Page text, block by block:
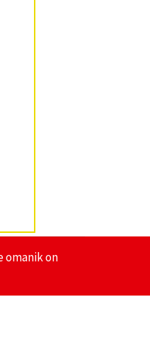
omanik on